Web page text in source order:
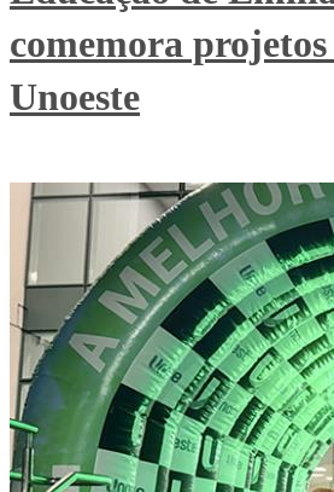
comemora projetos
Unoeste